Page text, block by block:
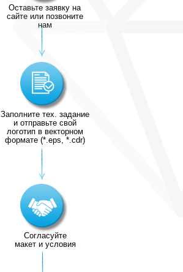
Оставьте заявку на
сайте или позвоните
нам
Заполните тех. задание
и отправьте свой
логотип в векторном
формате (*.eps, *.cdr)
Согласуйте
макет и условия